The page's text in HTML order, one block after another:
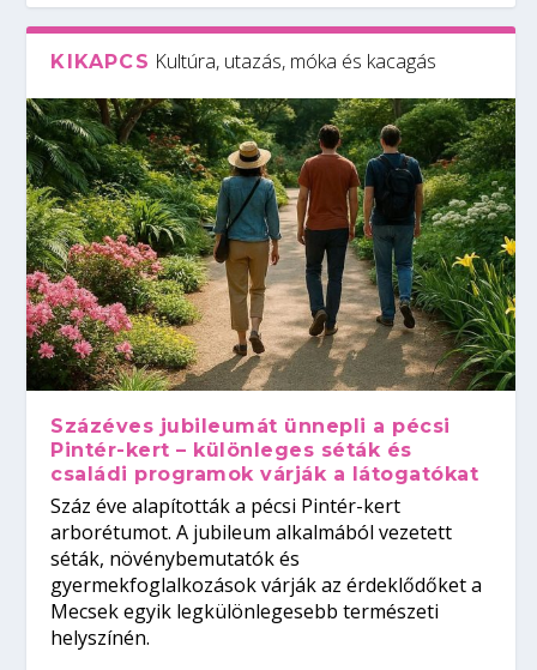
KIKAPCS Kultúra, utazás, móka és kacagás
Százéves jubileumát ünnepli a pécsi
Pintér-kert – különleges séták és
családi programok várják a látogatókat
Száz éve alapították a pécsi Pintér-kert
arborétumot. A jubileum alkalmából vezetett
séták, növénybemutatók és
gyermekfoglalkozások várják az érdeklődőket a
Mecsek egyik legkülönlegesebb természeti
helyszínén.